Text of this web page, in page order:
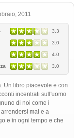
2011
3.3
3.0
4.0
3.0
Un libro piacevole e con
incentrati sull'uomo
di noi come i
mai e a
e in ogni tempo e che